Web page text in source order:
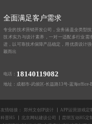
全面满足客户需求
专业的技术营销开发公司，业务涵盖全类型
技术实力与设计素养，一对一适配多行业需
进，以可靠技术保障产品稳定，用优质设计
颖而出
电话： 18140119082
地址：成都市-武侯区-长益路13号-蓝海office-
友情链接： 郑州文创IP设计 APP运营游戏定
科普H5
北京网站建设公司 昆明互动H5定